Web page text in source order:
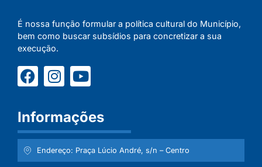
É nossa função formular a política cultural do Município,
bem como buscar subsídios para concretizar a sua
execução.
Informações
Endereço: Praça Lúcio André, s/n – Centro